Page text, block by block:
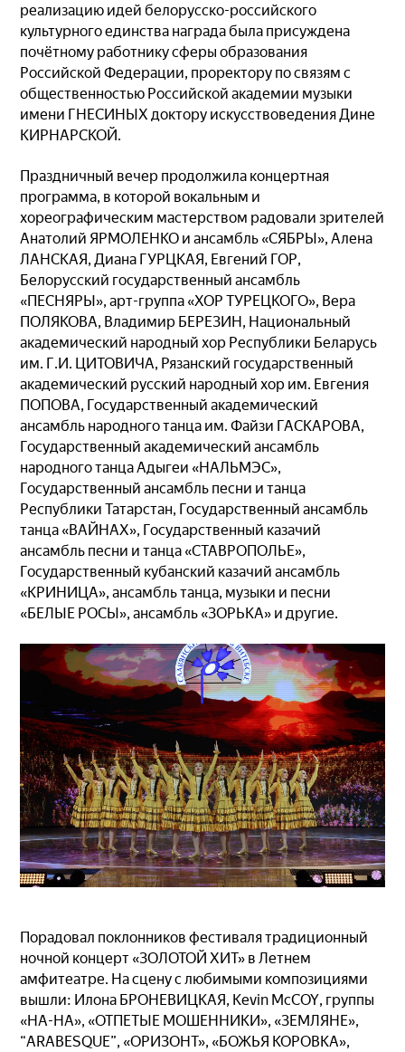
реализацию идей белорусско-российского
культурного единства награда была присуждена
почётному работнику сферы образования
Российской Федерации, проректору по связям с
общественностью Российской академии музыки
имени ГНЕСИНЫХ доктору искусствоведения Дине
КИРНАРСКОЙ.
Праздничный вечер продолжила концертная
программа, в которой вокальным и
хореографическим мастерством радовали зрителей
Анатолий ЯРМОЛЕНКО и ансамбль «СЯБРЫ», Алена
ЛАНСКАЯ, Диана ГУРЦКАЯ, Евгений ГОР,
Белорусский государственный ансамбль
«ПЕСНЯРЫ», арт-группа «ХОР ТУРЕЦКОГО», Вера
ПОЛЯКОВА, Владимир БЕРЕЗИН, Национальный
академический народный хор Республики Беларусь
им. Г.И. ЦИТОВИЧА, Рязанский государственный
академический русский народный хор им. Евгения
ПОПОВА, Государственный академический
ансамбль народного танца им. Файзи ГАСКАРОВА,
Государственный академический ансамбль
народного танца Адыгеи «НАЛЬМЭС»,
Государственный ансамбль песни и танца
Республики Татарстан, Государственный ансамбль
танца «ВАЙНАХ», Государственный казачий
ансамбль песни и танца «СТАВРОПОЛЬЕ»,
Государственный кубанский казачий ансамбль
«КРИНИЦА», ансамбль танца, музыки и песни
«БЕЛЫЕ РОСЫ», ансамбль «ЗОРЬКА» и другие.
Порадовал поклонников фестиваля традиционный
ночной концерт «ЗОЛОТОЙ ХИТ» в Летнем
амфитеатре. На сцену с любимыми композициями
вышли: Илона БРОНЕВИЦКАЯ, Kevin McCOY, группы
«НА-НА», «ОТПЕТЫЕ МОШЕННИКИ», «ЗЕМЛЯНЕ»,
“ARABESQUE”, «ОРИЗОНТ», «БОЖЬЯ КОРОВКА»,